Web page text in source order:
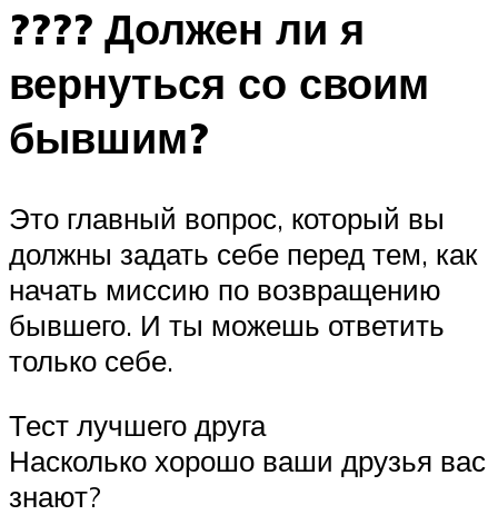
???? Должен ли я
вернуться со своим
бывшим?
Это главный вопрос, который вы
должны задать себе перед тем, как
начать миссию по возвращению
бывшего. И ты можешь ответить
только себе.
Тест лучшего друга
Насколько хорошо ваши друзья вас
знают?